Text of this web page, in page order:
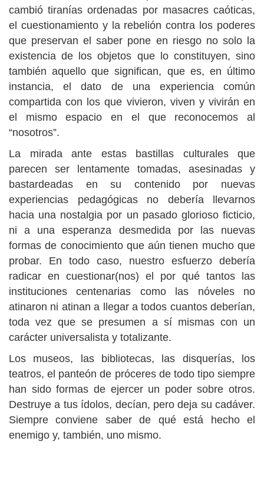
cambió tiranías ordenadas por masacres caóticas,
el cuestionamiento y la rebelión contra los poderes
que preservan el saber pone en riesgo no solo la
existencia de los objetos que lo constituyen, sino
también aquello que significan, que es, en último
instancia, el dato de una experiencia común
compartida con los que vivieron, viven y vivirán en
el mismo espacio en el que reconocemos al
“nosotros”.
La mirada ante estas bastillas culturales que
parecen ser lentamente tomadas, asesinadas y
bastardeadas en su contenido por nuevas
experiencias pedagógicas no debería llevarnos
hacia una nostalgia por un pasado glorioso ficticio,
ni a una esperanza desmedida por las nuevas
formas de conocimiento que aún tienen mucho que
probar. En todo caso, nuestro esfuerzo debería
radicar en cuestionar(nos) el por qué tantos las
instituciones centenarias como las nóveles no
atinaron ni atinan a llegar a todos cuantos deberían,
toda vez que se presumen a sí mismas con un
carácter universalista y totalizante.
Los museos, las bibliotecas, las disquerías, los
teatros, el panteón de próceres de todo tipo siempre
han sido formas de ejercer un poder sobre otros.
Destruye a tus ídolos, decían, pero deja su cadáver.
Siempre conviene saber de qué está hecho el
enemigo y, también, uno mismo.